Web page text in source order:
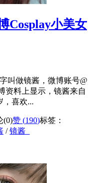
Cosplay小美女
叫做镜酱，微博账号@
资料上显示，镜酱来自
，喜欢...
(0)赞 (190)标签：
/镜酱_